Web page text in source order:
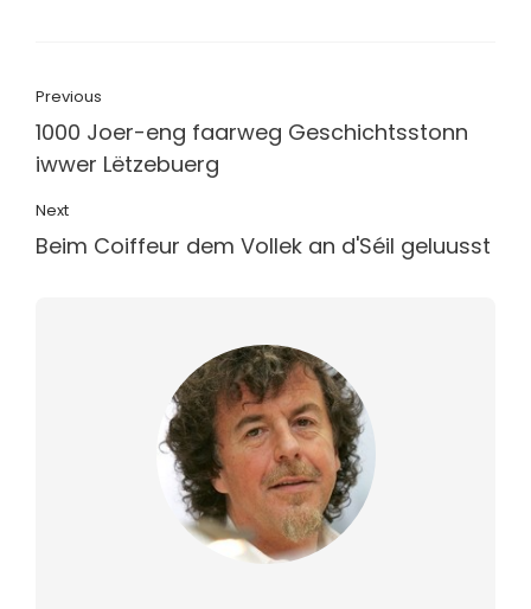
Previous
1000 Joer-eng faarweg Geschichtsstonn
iwwer Lëtzebuerg
Next
Beim Coiffeur dem Vollek an d'Séil geluusst